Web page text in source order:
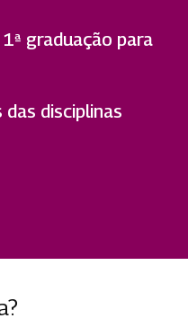
graduação para
disciplinas